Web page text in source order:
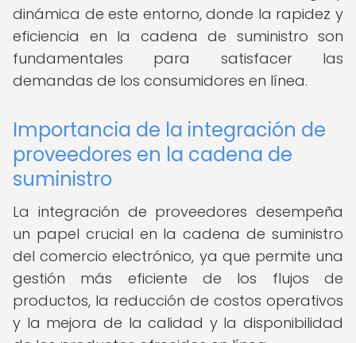
dinámica de este entorno, donde la rapidez y
eficiencia en la cadena de suministro son
fundamentales para satisfacer las
demandas de los consumidores en línea.
Importancia de la integración de
proveedores en la cadena de
suministro
La integración de proveedores desempeña
un papel crucial en la cadena de suministro
del comercio electrónico, ya que permite una
gestión más eficiente de los flujos de
productos, la reducción de costos operativos
y la mejora de la calidad y la disponibilidad